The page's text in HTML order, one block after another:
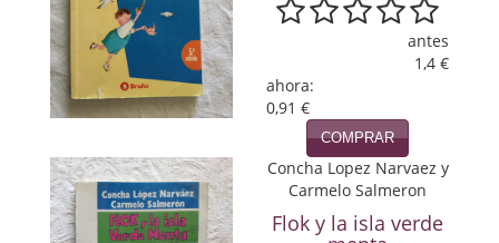
Viajes
Viajesç
antes
1,4 €
ahora:
0,91 €
COMPRAR
Concha Lopez Narvaez y
Carmelo Salmeron
Flok y la isla verde